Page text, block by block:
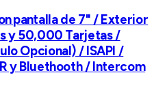
pantalla de 7" / Exterior
y 50,000 Tarjetas /
Opcional) / ISAPI /
y Bluethooth / Intercom